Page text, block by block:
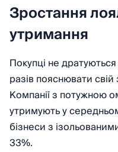
Зростання
утримання
Покупці не дратуються
разів пояснювати
Компанії з потужною
утримують у
бізнеси з
33%.